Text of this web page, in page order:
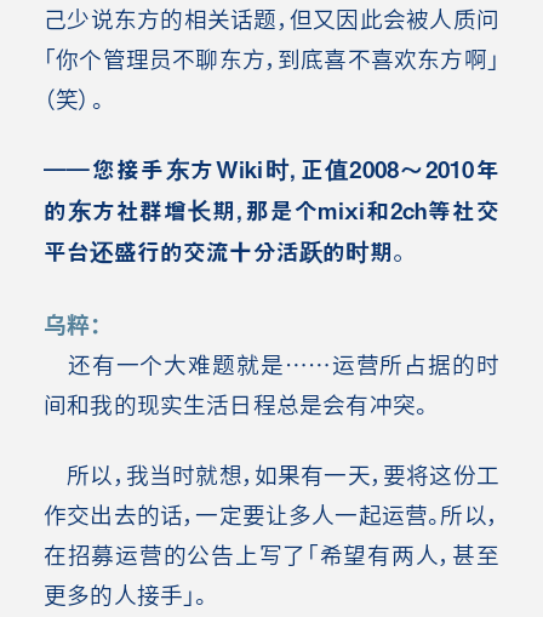
己少说东方的相关话题，但又因此会被人质问
「你个管理员不聊东方，到底喜不喜欢东方啊」
（笑）。
――您接手东方Wiki时，正值2008～2010年
的东方社群增长期，那是个mixi和2ch等社交
平台还盛行的交流十分活跃的时期。
乌粹：
还有一个大难题就是……运营所占据的时
间和我的现实生活日程总是会有冲突。
所以，我当时就想，如果有一天，要将这份工
作交出去的话，一定要让多人一起运营。所以，
在招募运营的公告上写了「希望有两人，甚至
更多的人接手」。